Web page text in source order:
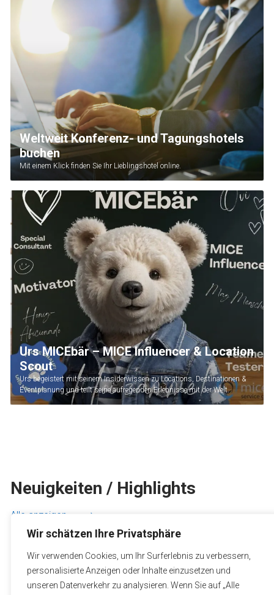
Wir schätzen Ihre Privatsphäre
Wir verwenden Cookies, um Ihr Surferlebnis zu verbessern,
personalisierte Anzeigen oder Inhalte einzusetzen und
unseren Datenverkehr zu analysieren. Wenn Sie auf „Alle
Weltweit Konferenz- und Tagungshotels
buchen
Mit einem Klick finden Sie Ihr Lieblingshotel online.
Experten & Trainer für Workshops
Planen Sie einen tiefgreifenden und nachhaltigen Workshop zu einem
bestimmten Thema? Sie erhalten Unterstützung von unseren LEADING
MINDS.
Urs MICEbär – MICE Influencer & Location
Scout
Urs begeistert mit seinem Insiderwissen zu Locations, Destinationen &
Eventplanung und teilt seine aufregenden Erlebnisse mit der Welt.
Neuigkeiten / Highlights
Alle anzeigen